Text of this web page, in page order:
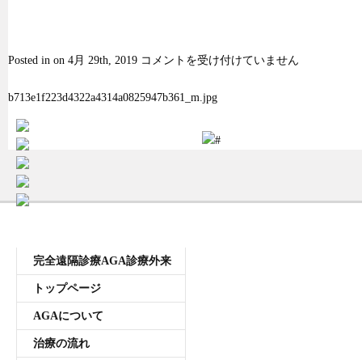
プライバシーポリシー
ご予約はこちら 0120-721-969
東京都新宿区西新宿7-20-2 愛美堂ビル7階
受付時間11:00~20:00 年中無休
Posted in on 4月 29th, 2019 は
コメントを受け付けていません
b713e1f223d4322a4314a0825947b361_m.jpg
完全遠隔診療AGA診療外来
トップページ
AGAについて
治療の流れ